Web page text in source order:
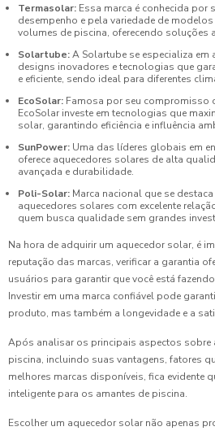
Termasolar: Essa marca é conhecida por
desempenho e pela variedade de
volumes de piscina, oferecendo soluções
Solartube:A Solartube se especializa em
designs inovadores e tecnologias que
e eficiente, sendo ideal para diferentes
EcoSolar: Famosa por seu compromisso
EcoSolar investe em tecnologias que
solar, garantindo eficiência e influência
SunPower: Uma das líderes globais em
oferece aquecedores solares de alta
avançada e durabilidade.
Poli-Solar: Marca nacional que se
aquecedores solares com excelente
quem busca qualidade sem grandes
Na hora de adquirir um aquecedor solar, é
reputação das marcas, verificar a garantia
usuários para garantir que você está
Investir em uma marca confiável pode
produto, mas também a longevidade e a
Após analisar os principais aspectos sobre
piscina, incluindo suas vantagens, fatores
melhores marcas disponíveis, fica evidente
inteligente para os amantes de piscina.
Escolher um aquecedor solar não apenas